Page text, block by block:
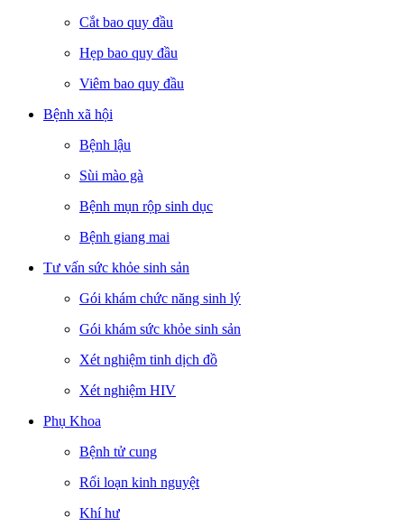
Cắt bao quy đầu
Hẹp bao quy đầu
Viêm bao quy đầu
Bệnh xã hội
Bệnh lậu
Sùi mào gà
Bệnh mụn rộp sinh dục
Bệnh giang mai
Tư vấn sức khỏe sinh sản
Gói khám chức năng sinh lý
Gói khám sức khỏe sinh sản
Xét nghiệm tinh dịch đồ
Xét nghiệm HIV
Phụ Khoa
Bệnh tử cung
Rối loạn kinh nguyệt
Khí hư